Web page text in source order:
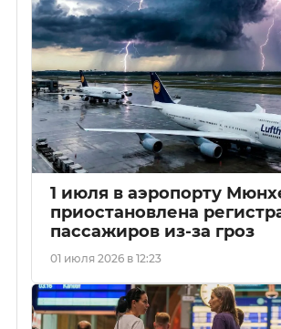
1 июля в аэропорту
приостановлена
пассажиров из-за гроз
01 июля 2026 в 12:23